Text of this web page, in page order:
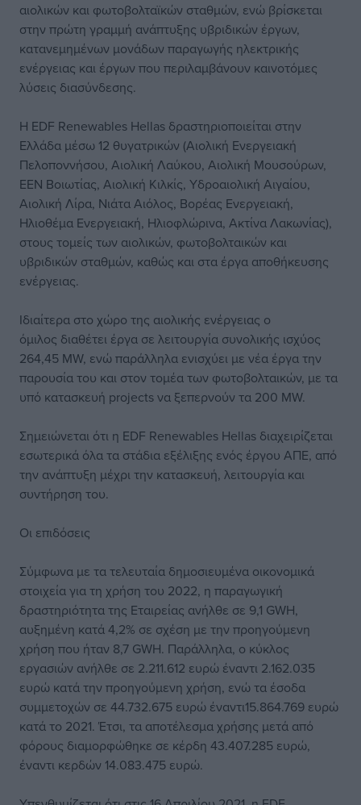
αιολικών και φωτοβολταϊκών σταθμών, ενώ βρίσκεται
στην πρώτη γραμμή ανάπτυξης υβριδικών έργων,
κατανεμημένων μονάδων παραγωγής ηλεκτρικής
ενέργειας και έργων που περιλαμβάνουν καινοτόμες
λύσεις διασύνδεσης.
Η EDF Renewables Hellas δραστηριοποιείται στην
Ελλάδα μέσω 12 θυγατρικών (Αιολική Ενεργειακή
Πελοποννήσου, Αιολική Λαύκου, Αιολική Μουσούρων,
ΕΕΝ Βοιωτίας, Αιολική Κιλκίς, Υδροαιολική Αιγαίου,
Αιολική Λίρα, Νιάτα Αιόλος, Βορέας Ενεργειακή,
Ηλιοθέμα Ενεργειακή, Ηλιοφλώρινα, Ακτίνα Λακωνίας),
στους τομείς των αιολικών, φωτοβολταικών και
υβριδικών σταθμών, καθώς και στα έργα αποθήκευσης
ενέργειας.
Ιδιαίτερα στο χώρο της αιολικής ενέργειας ο
όμιλος διαθέτει έργα σε λειτουργία συνολικής ισχύος
264,45 MW, ενώ παράλληλα ενισχύει με νέα έργα την
παρουσία του και στον τομέα των φωτοβολταικών, με τα
υπό κατασκευή projects να ξεπερνούν τα 200 MW.
Σημειώνεται ότι η EDF Renewables Hellas διαχειρίζεται
εσωτερικά όλα τα στάδια εξέλιξης ενός έργου ΑΠΕ, από
την ανάπτυξη μέχρι την κατασκευή, λειτουργία και
συντήρηση του.
Οι επιδόσεις
Σύμφωνα με τα τελευταία δημοσιευμένα οικονομικά
στοιχεία για τη χρήση του 2022, η παραγωγική
δραστηριότητα της Εταιρείας ανήλθε σε 9,1 GWH,
αυξημένη κατά 4,2% σε σχέση με την προηγούμενη
χρήση που ήταν 8,7 GWH. Παράλληλα, ο κύκλος
εργασιών ανήλθε σε 2.211.612 ευρώ έναντι 2.162.035
ευρώ κατά την προηγούμενη χρήση, ενώ τα έσοδα
συμμετοχών σε 44.732.675 ευρώ έναντι15.864.769 ευρώ
κατά το 2021. Έτσι, τα αποτέλεσμα χρήσης μετά από
φόρους διαμορφώθηκε σε κέρδη 43.407.285 ευρώ,
έναντι κερδών 14.083.475 ευρώ.